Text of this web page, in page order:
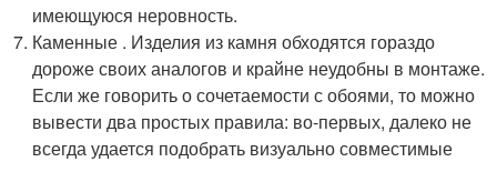
имеющуюся неровность.
Каменные . Изделия из камня обходятся гораздо
дороже своих аналогов и крайне неудобны в монтаже.
Если же говорить о сочетаемости с обоями, то можно
вывести два простых правила: во-первых, далеко не
всегда удается подобрать визуально совместимые